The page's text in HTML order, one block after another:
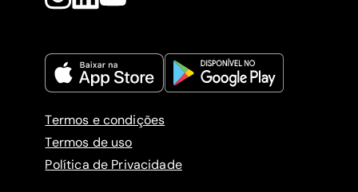
Termos e condições
Termos de uso
Política de Privacidade